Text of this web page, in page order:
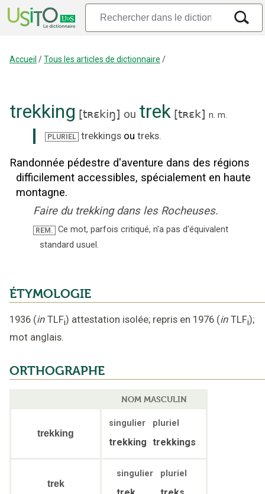
Accueil /Tous les articles de dictionnaire /
trekking [tʀɛkiŋ] ou trek [tʀɛk] n. m.
PLURIEL trekkings ou treks.
Randonnée pédestre d'aventure dans des régions
difficilement accessibles, spécialement en haute
montagne.
Faire du trekking dans les Rocheuses.
REM.
Ce mot, parfois critiqué, n'a pas d'équivalent
standard usuel.
ÉTYMOLOGIE
1936 (in TLFi) attestation isolée; repris en 1976 (in TLFi);
mot anglais.
ORTHOGRAPHE
NOM MASCULIN
trekking
singulier pluriel
trekking trekkings
trek
singulier pluriel